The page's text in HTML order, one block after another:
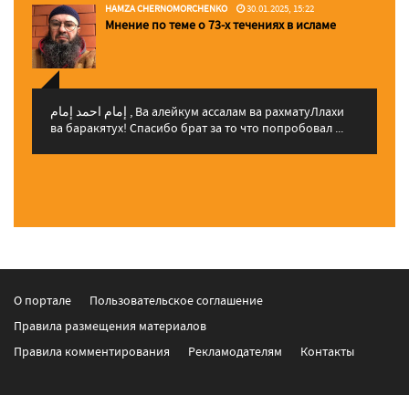
HAMZA CHERNOMORCHENKO 30.01.2025, 15:22
Мнение по теме о 73-х течениях в исламе
إمام احمد إمام , Ва алейкум ассалам ва рахматуЛлахи
ва баракятух! Спасибо брат за то что попробовал ...
О портале
Пользовательское соглашение
Правила размещения материалов
Правила комментирования
Рекламодателям Контакты